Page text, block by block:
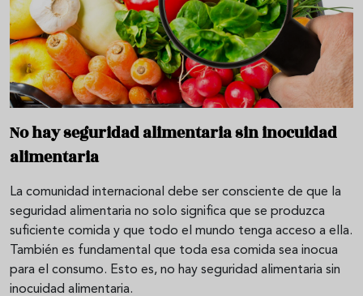
No hay seguridad alimentaria sin inocuidad
alimentaria
La comunidad internacional debe ser consciente de que la
seguridad alimentaria no solo significa que se produzca
suficiente comida y que todo el mundo tenga acceso a ella.
También es fundamental que toda esa comida sea inocua
para el consumo. Esto es, no hay seguridad alimentaria sin
inocuidad alimentaria.